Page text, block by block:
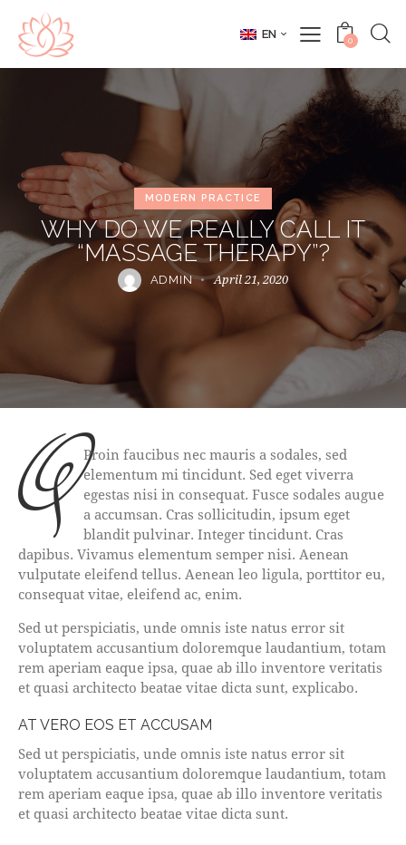
EN 0
MODERN PRACTICE
WHY DO WE REALLY CALL IT
“MASSAGE THERAPY”?
ADMIN April 21, 2020
q
Proin faucibus nec mauris a sodales, sed
elementum mi tincidunt. Sed eget viverra
egestas nisi in consequat. Fusce sodales augue
a accumsan. Cras sollicitudin, ipsum eget
blandit pulvinar. Integer tincidunt. Cras
dapibus. Vivamus elementum semper nisi. Aenean
vulputate eleifend tellus. Aenean leo ligula, porttitor eu,
consequat vitae, eleifend ac, enim.
Sed ut perspiciatis, unde omnis iste natus error sit
voluptatem accusantium doloremque laudantium, totam
rem aperiam eaque ipsa, quae ab illo inventore veritatis
et quasi architecto beatae vitae dicta sunt, explicabo.
AT VERO EOS ET ACCUSAM
Sed ut perspiciatis, unde omnis iste natus error sit
voluptatem accusantium doloremque laudantium, totam
rem aperiam eaque ipsa, quae ab illo inventore veritatis
et quasi architecto beatae vitae dicta sunt.